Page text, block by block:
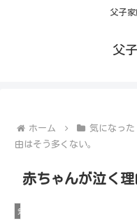
父子
父
ホーム 気になった
由はそう多くない。
赤ちゃんが泣く理
気になったトピックなど